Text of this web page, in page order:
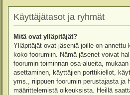
Käyttäjätasot ja ryhmät
Mitä ovat ylläpitäjät?
Ylläpitäjät ovat jäseniä joille on annettu
koko foorumiin. Nämä jäsenet voivat
foorumin toiminnan osa-alueita,
asettaminen, käyttäjien porttikiellot,
yms., riippuen foorumin perustajasta ja
määrittelemistä oikeuksista. Heillä